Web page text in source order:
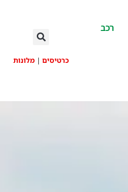
רכב
כרטיסים | מלונות